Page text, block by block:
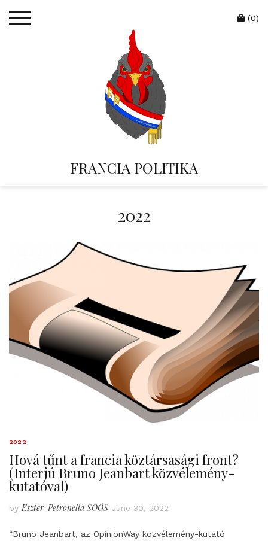
FRANCIA POLITIKA
Cart
(0)
2022
2022
Hová tűnt a francia köztársasági front?
(Interjú Bruno Jeanbart közvélemény-
kutatóval)
by Eszter-Petronella SOÓS June 30, 2022
“Bruno Jeanbart, az OpinionWay közvélemény-kutató